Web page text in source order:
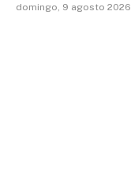
domingo, 9 agosto 2026